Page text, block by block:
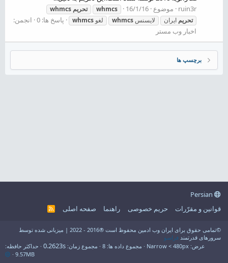
ruin3r
موضوع 16/1/16
whmcs تحریم whmcs
تحریم ایران لایسنس whmcs لغو whmcs پاسخ ها: 0
انجمن:
اخبار وب مستر
برچسپ ها
قوانین و مقرّرات
حریم خصوصی راهنما صفحه اصلی
R
©تمامی حقوق برای ایران وب ادمین محفوظ است ®2016 - 2022 | میزبانی شده توسط
سرورهای قدرتمند فراسو
عرض
مجموع داده ها 8 مجموع زمان 0.2623s
حداکثر حافظه
9.57MB